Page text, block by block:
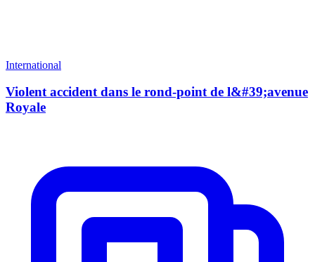
International
Violent accident dans le rond-point de l&#39;avenue
Royale